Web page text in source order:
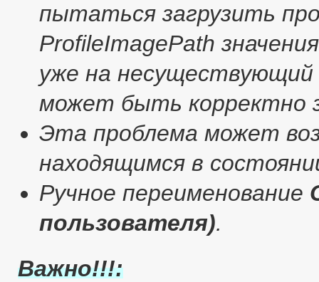
пытаться загрузить
ProfileImagePath
уже на
может быть корректно
Эта проблема может
находящимся в
Ручное переименование
пользователя).
Важно!!!: